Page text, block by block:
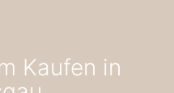
Kaufen in